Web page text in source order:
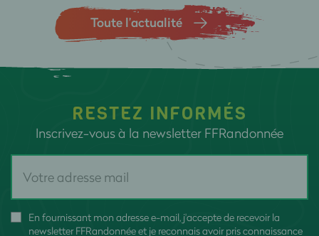
Toute l’actualité
RESTEZ INFORMÉS
Inscrivez-vous à la newsletter FFRandonnée
En fournissant mon adresse e-mail, j'accepte de recevoir la
newsletter FFRandonnée et je reconnais avoir pris connaissance